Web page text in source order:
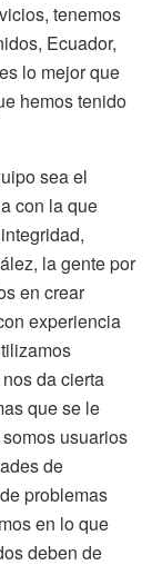
tenemos
Ecuador,
lo mejor que
hemos tenido
sea el
con la que
la gente por
en crear
experiencia
da cierta
que se le
usuarios
de
problemas
en lo que
deben de